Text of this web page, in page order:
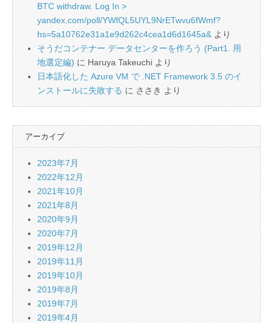
BTC withdraw. Log In >
yandex.com/poll/YWfQL5UYL9NrETwvu6fWmf?
hs=5a10762e31a1e9d262c4cea1d6d1645a& より
そうだコンテナー データセンターを作ろう (Part1. 用
地選定編) に Haruya Takeuchi より
日本語化した Azure VM で .NET Framework 3.5 のイ
ンストールに失敗する に ささき より
アーカイブ
2023年7月
2022年12月
2021年10月
2021年8月
2020年9月
2020年7月
2019年12月
2019年11月
2019年10月
2019年8月
2019年7月
2019年4月